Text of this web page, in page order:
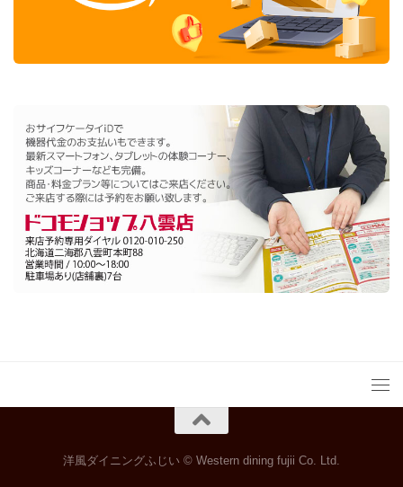
洋風ダイニングふじい © Western dining fujii Co. Ltd.